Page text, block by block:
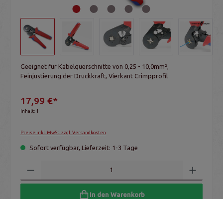
Geeignet für Kabelquerschnitte von 0,25 - 10,0mm²,
Feinjustierung der Druckkraft, Vierkant Crimpprofil
17,99 €*
Inhalt: 1
Preise inkl. MwSt. zzgl. Versandkosten
Sofort verfügbar, Lieferzeit: 1-3 Tage
In den Warenkorb